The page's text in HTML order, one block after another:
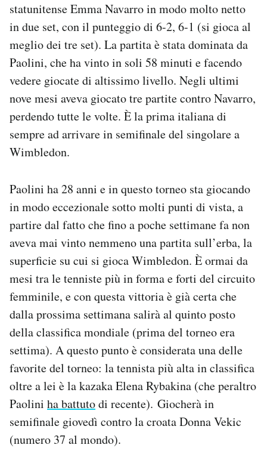
Area Personale
Newsletter
Notifiche mobile
Hai bisogno di aiuto?
Esci
statunitense Emma Navarro in modo molto netto
in due set, con il punteggio di 6-2, 6-1 (si gioca al
meglio dei tre set). La partita è stata dominata da
Paolini, che ha vinto in soli 58 minuti e facendo
vedere giocate di altissimo livello. Negli ultimi
nove mesi aveva giocato tre partite contro Navarro,
perdendo tutte le volte. È la prima italiana di
sempre ad arrivare in semifinale del singolare a
Wimbledon.
Paolini ha 28 anni e in questo torneo sta giocando
in modo eccezionale sotto molti punti di vista, a
partire dal fatto che fino a poche settimane fa non
aveva mai vinto nemmeno una partita sull’erba, la
superficie su cui si gioca Wimbledon. È ormai da
mesi tra le tenniste più in forma e forti del circuito
femminile, e con questa vittoria è già certa che
dalla prossima settimana salirà al quinto posto
della classifica mondiale (prima del torneo era
settima). A questo punto è considerata una delle
favorite del torneo: la tennista più alta in classifica
oltre a lei è la kazaka Elena Rybakina (che peraltro
Paolini ha battutodi recente). Giocherà in
semifinale giovedì contro la croata Donna Vekic
(numero 37 al mondo).